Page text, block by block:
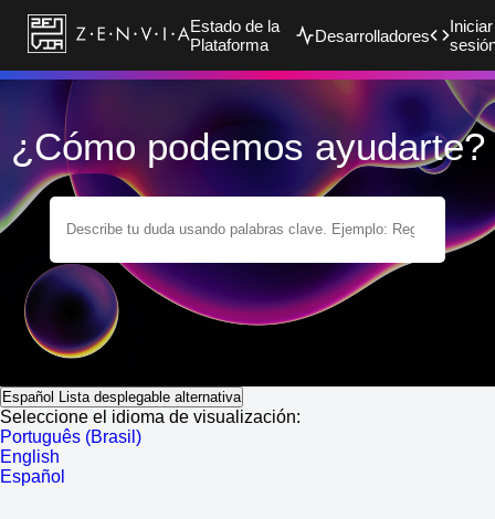
Estado de la
Plataforma
Desarrolladores
Iniciar
¿Cómo podemos ayudarte?
Español Lista desplegable alternativa
Seleccione el idioma de visualización:
Português (Brasil)
English
Español